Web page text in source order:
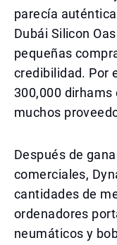
parecía
Dubái Silicon
pequeñas
credibilidad. Por
300,000
muchos
Después de
comerciales,
cantidades de
ordenadores
neumáticos y